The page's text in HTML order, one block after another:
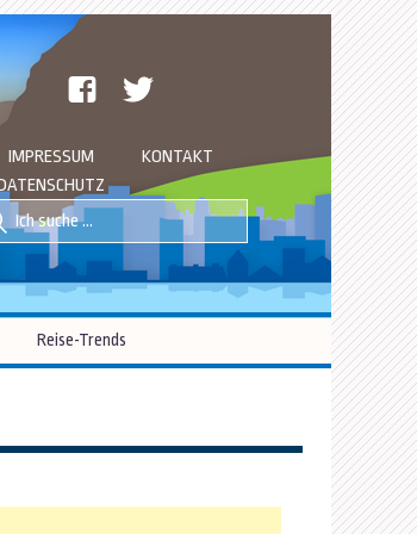
facebook
IMPRESSUM
KONTAKT
Reise-Trends